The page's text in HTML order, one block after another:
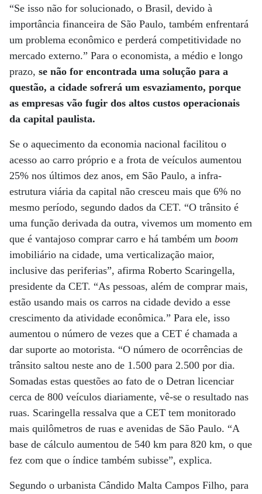
“Se isso não for solucionado, o Brasil, devido à
importância financeira de São Paulo, também enfrentará
um problema econômico e perderá competitividade no
mercado externo.” Para o economista, a médio e longo
prazo, se não for encontrada uma solução para a
questão, a cidade sofrerá um esvaziamento, porque
as empresas vão fugir dos altos custos operacionais
da capital paulista.
Se o aquecimento da economia nacional facilitou o
acesso ao carro próprio e a frota de veículos aumentou
25% nos últimos dez anos, em São Paulo, a infra-
estrutura viária da capital não cresceu mais que 6% no
mesmo período, segundo dados da CET. “O trânsito é
uma função derivada da outra, vivemos um momento em
que é vantajoso comprar carro e há também um boom
imobiliário na cidade, uma verticalização maior,
inclusive das periferias”, afirma Roberto Scaringella,
presidente da CET. “As pessoas, além de comprar mais,
estão usando mais os carros na cidade devido a esse
crescimento da atividade econômica.” Para ele, isso
aumentou o número de vezes que a CET é chamada a
dar suporte ao motorista. “O número de ocorrências de
trânsito saltou neste ano de 1.500 para 2.500 por dia.
Somadas estas questões ao fato de o Detran licenciar
cerca de 800 veículos diariamente, vê-se o resultado nas
ruas. Scaringella ressalva que a CET tem monitorado
mais quilômetros de ruas e avenidas de São Paulo. “A
base de cálculo aumentou de 540 km para 820 km, o que
fez com que o índice também subisse”, explica.
Segundo o urbanista Cândido Malta Campos Filho, para